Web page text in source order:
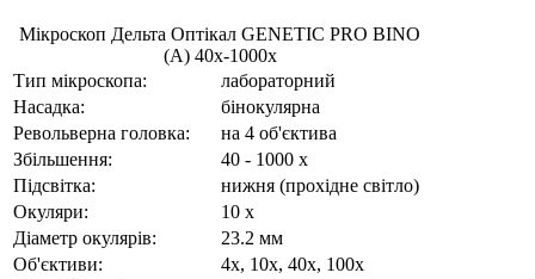
Мікроскоп Дельта Оптікал GENETIC PRO BINO
(A) 40x-1000x
Тип мікроскопа:
лабораторний
Насадка:
бінокулярна
Револьверна головка:
на 4 об'єктива
Збільшення:
40 - 1000 x
Підсвітка:
нижня (прохідне світло)
Окуляри:
10 x
Діаметр окулярів:
23.2 мм
Об'єктиви:
4x, 10x, 40x, 100x